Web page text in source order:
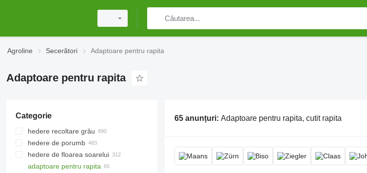
Agroline Secerători Adaptoare pentru rapita
Adaptoare pentru rapita
Categorie
hedere recoltare grâu
hedere de porumb
hedere de floarea soarelui
adaptoare pentru rapita
65 anunțuri: Adaptoare pentru rapita, cutit rapita